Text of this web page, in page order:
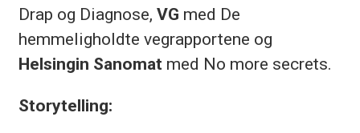
Drap og Diagnose, VG med De
hemmeligholdte vegrapportene og
Helsingin Sanomatmed No more secrets.
Storytelling: